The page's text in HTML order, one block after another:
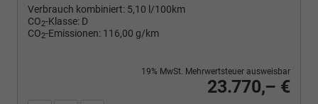
Verbrauch kombiniert: 5,10 l/100km
CO2-Klasse: D
CO2-Emissionen: 116,00 g/km
23.770,– €
19% MwSt. Mehrwertsteuer ausweisbar